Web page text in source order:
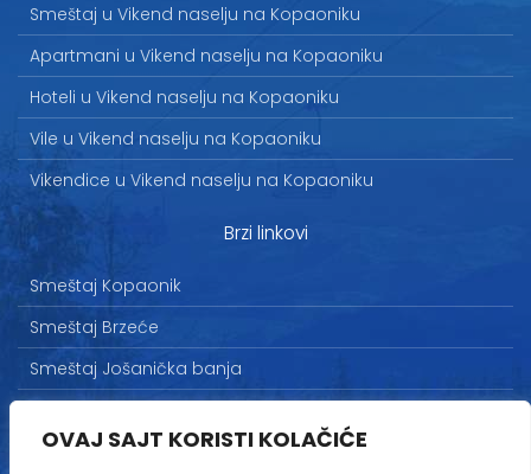
OVAJ SAJT KORISTI KOLAČIĆE
Smeštaj u Vikend naselju na Kopaoniku
Apartmani u Vikend naselju na Kopaoniku
Hoteli u Vikend naselju na Kopaoniku
Vile u Vikend naselju na Kopaoniku
Vikendice u Vikend naselju na Kopaoniku
Brzi linkovi
Smeštaj Kopaonik
Smeštaj Brzeće
Smeštaj Jošanička banja
Marketing